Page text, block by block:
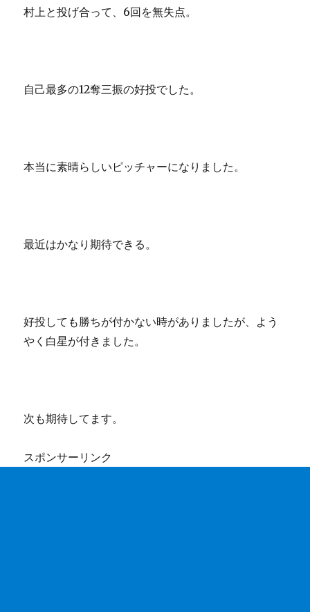
村上と投げ合って、6回を無失点。
自己最多の12奪三振の好投でした。
本当に素晴らしいピッチャーになりました。
最近はかなり期待できる。
好投しても勝ちが付かない時がありましたが、よう
やく白星が付きました。
次も期待してます。
スポンサーリンク